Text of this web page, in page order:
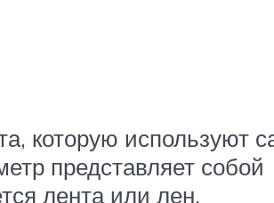
которую используют
представляет собой
лента или лен.